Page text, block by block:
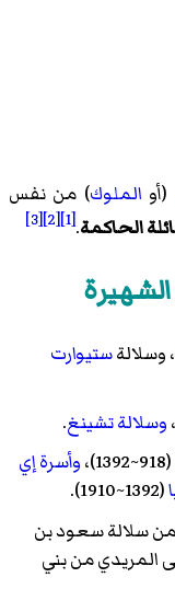
(أو الملوك) من نفس
الحاكمة.
[1]
[2]
[3]
وسلالةستيوارت
وسلالة تشينغ.
(918~1392)،
وأسرة إي
(1392~1910).
سلالة سعود بن
المريدي من بني